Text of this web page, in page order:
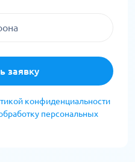
заявку
конфиденциальности
персональных